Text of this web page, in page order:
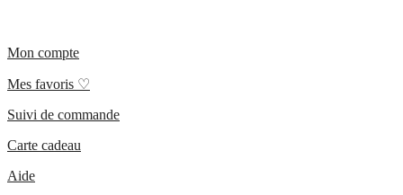
Mon compte
Mes favoris ♡
Suivi de commande
Carte cadeau
Aide